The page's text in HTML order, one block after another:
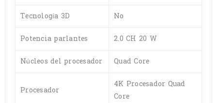
Tecnología 3D
No
Potencia parlantes
2.0 CH 20 W
Núcleos del procesador
Quad Core
Procesador
4K Procesador Quad
Core